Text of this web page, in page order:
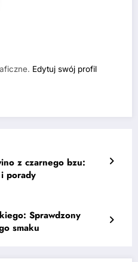
Edytuj swój profil
z czarnego bzu:
porady
Sprawdzony
smaku